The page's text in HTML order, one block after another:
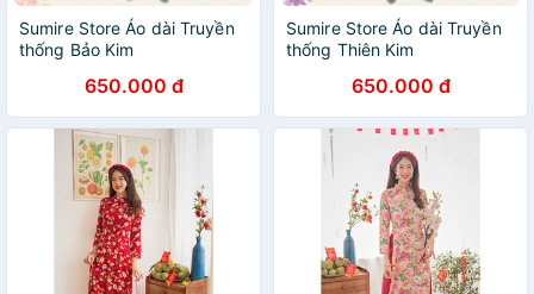
Sumire Store Áo dài Truyền
thống Bảo Kim
650.000 đ
Sumire Store Áo dài Truyền
thống Thiên Kim
650.000 đ